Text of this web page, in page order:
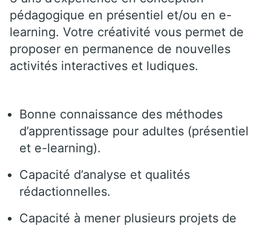
pédagogique en présentiel et/ou en e-
learning. Votre créativité vous permet de
proposer en permanence de nouvelles
activités interactives et ludiques.
Bonne connaissance des méthodes
d’apprentissage pour adultes (présentiel
et e-learning).
Capacité d’analyse et qualités
rédactionnelles.
Capacité à mener plusieurs projets de